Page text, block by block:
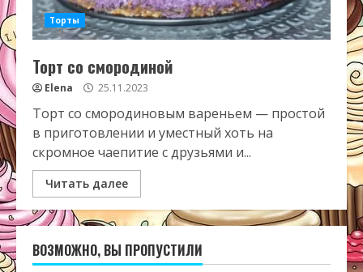
Торты
Торт со смородиной
Elena 25.11.2023
Торт со смородиновым вареньем — простой
в приготовлении и уместный хоть на
скромное чаепитие с друзьями и...
Читать далее
ВОЗМОЖНО, ВЫ ПРОПУСТИЛИ